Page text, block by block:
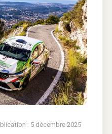
: 5 décembre 2025